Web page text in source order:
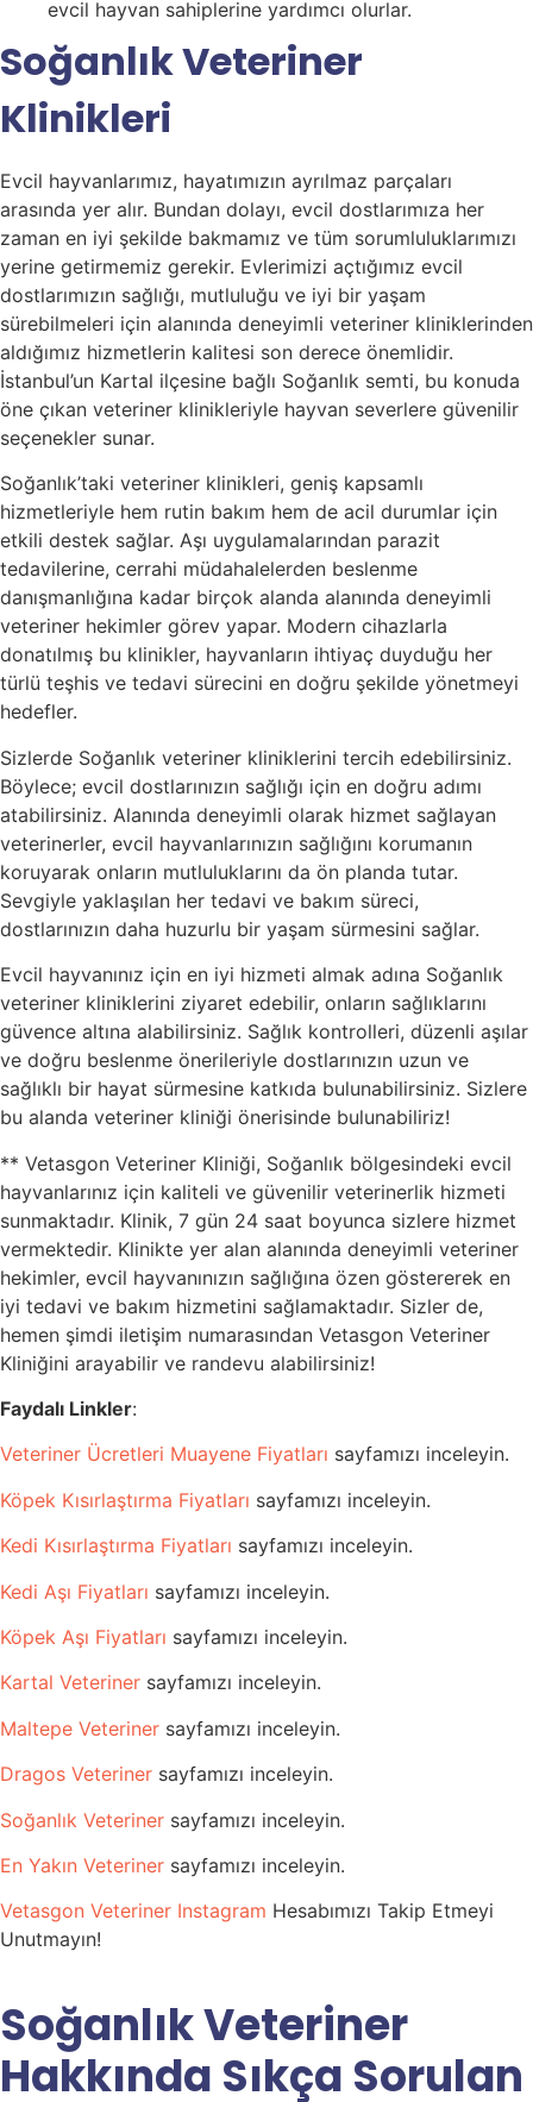
evcil hayvan sahiplerine yardımcı olurlar.
Soğanlık Veteriner
Klinikleri
Evcil hayvanlarımız, hayatımızın ayrılmaz parçaları
arasında yer alır. Bundan dolayı, evcil dostlarımıza her
zaman en iyi şekilde bakmamız ve tüm sorumluluklarımızı
yerine getirmemiz gerekir. Evlerimizi açtığımız evcil
dostlarımızın sağlığı, mutluluğu ve iyi bir yaşam
sürebilmeleri için alanında deneyimli veteriner kliniklerinden
aldığımız hizmetlerin kalitesi son derece önemlidir.
İstanbul’un Kartal ilçesine bağlı Soğanlık semti, bu konuda
öne çıkan veteriner klinikleriyle hayvan severlere güvenilir
seçenekler sunar.
Soğanlık’taki veteriner klinikleri, geniş kapsamlı
hizmetleriyle hem rutin bakım hem de acil durumlar için
etkili destek sağlar. Aşı uygulamalarından parazit
tedavilerine, cerrahi müdahalelerden beslenme
danışmanlığına kadar birçok alanda alanında deneyimli
veteriner hekimler görev yapar. Modern cihazlarla
donatılmış bu klinikler, hayvanların ihtiyaç duyduğu her
türlü teşhis ve tedavi sürecini en doğru şekilde yönetmeyi
hedefler.
Sizlerde Soğanlık veteriner kliniklerini tercih edebilirsiniz.
Böylece; evcil dostlarınızın sağlığı için en doğru adımı
atabilirsiniz. Alanında deneyimli olarak hizmet sağlayan
veterinerler, evcil hayvanlarınızın sağlığını korumanın
koruyarak onların mutluluklarını da ön planda tutar.
Sevgiyle yaklaşılan her tedavi ve bakım süreci,
dostlarınızın daha huzurlu bir yaşam sürmesini sağlar.
Evcil hayvanınız için en iyi hizmeti almak adına Soğanlık
veteriner kliniklerini ziyaret edebilir, onların sağlıklarını
güvence altına alabilirsiniz. Sağlık kontrolleri, düzenli aşılar
ve doğru beslenme önerileriyle dostlarınızın uzun ve
sağlıklı bir hayat sürmesine katkıda bulunabilirsiniz. Sizlere
bu alanda veteriner kliniği önerisinde bulunabiliriz!
** Vetasgon Veteriner Kliniği, Soğanlık bölgesindeki evcil
hayvanlarınız için kaliteli ve güvenilir veterinerlik hizmeti
sunmaktadır. Klinik, 7 gün 24 saat boyunca sizlere hizmet
vermektedir. Klinikte yer alan alanında deneyimli veteriner
hekimler, evcil hayvanınızın sağlığına özen göstererek en
iyi tedavi ve bakım hizmetini sağlamaktadır. Sizler de,
hemen şimdi iletişim numarasından Vetasgon Veteriner
Kliniğini arayabilir ve randevu alabilirsiniz!
Faydalı Linkler:
Veteriner Ücretleri Muayene Fiyatları sayfamızı inceleyin.
Köpek Kısırlaştırma Fiyatları sayfamızı inceleyin.
Kedi Kısırlaştırma Fiyatları sayfamızı inceleyin.
Kedi Aşı Fiyatları sayfamızı inceleyin.
Köpek Aşı Fiyatları sayfamızı inceleyin.
Kartal Veteriner sayfamızı inceleyin.
Maltepe Veteriner sayfamızı inceleyin.
Dragos Veteriner sayfamızı inceleyin.
Soğanlık Veteriner sayfamızı inceleyin.
En Yakın Veteriner sayfamızı inceleyin.
Vetasgon Veteriner Instagram Hesabımızı Takip Etmeyi
Unutmayın!
Soğanlık Veteriner
Hakkında Sıkça Sorulan